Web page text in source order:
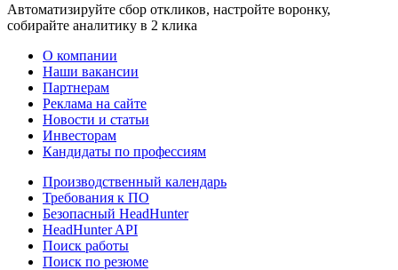
Автоматизируйте сбор откликов, настройте воронку,
собирайте аналитику в 2 клика
О компании
Наши вакансии
Партнерам
Реклама на сайте
Новости и статьи
Инвесторам
Кандидаты по профессиям
Производственный календарь
Требования к ПО
Безопасный HeadHunter
HeadHunter API
Поиск работы
Поиск по резюме